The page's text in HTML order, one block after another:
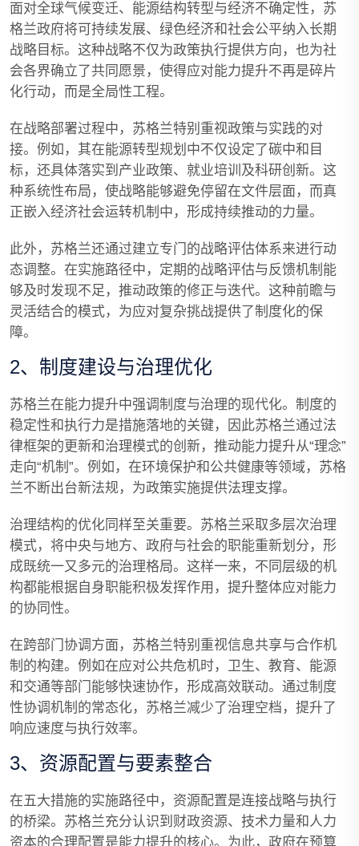
面对全球气候变迁、能源结构转型与经济不确定性，苏
格兰政府将可持续发展、绿色经济和社会公平纳入长期
战略目标。这种战略不仅为政策执行提供方向，也为社
会各界确立了共同愿景，使得应对能力提升不再是碎片
化行动，而是全局性工程。
在战略部署过程中，苏格兰特别重视政策与实践的对
接。例如，其在能源转型规划中不仅设定了碳中和目
标，还具体落实到产业政策、就业培训及科研创新。这
种系统性布局，使战略能够避免停留在文件层面，而真
正嵌入经济社会运转机制中，形成持续推动的力量。
此外，苏格兰还通过建立专门的战略评估体系来进行动
态调整。在实施路径中，定期的战略评估与反馈机制能
够及时发现不足，推动政策的修正与迭代。这种前瞻与
灵活结合的模式，为应对复杂挑战提供了制度化的保
障。
2、制度建设与治理优化
苏格兰在能力提升中强调制度与治理的现代化。制度的
稳定性和执行力是措施落地的关键，因此苏格兰通过法
律框架的更新和治理模式的创新，推动能力提升从“理念”
走向“机制”。例如，在环境保护和公共健康等领域，苏格
兰不断出台新法规，为政策实施提供法理支撑。
治理结构的优化同样至关重要。苏格兰采取多层次治理
模式，将中央与地方、政府与社会的职能重新划分，形
成既统一又多元的治理格局。这样一来，不同层级的机
构都能根据自身职能积极发挥作用，提升整体应对能力
的协同性。
在跨部门协调方面，苏格兰特别重视信息共享与合作机
制的构建。例如在应对公共危机时，卫生、教育、能源
和交通等部门能够快速协作，形成高效联动。通过制度
性协调机制的常态化，苏格兰减少了治理空档，提升了
响应速度与执行效率。
3、资源配置与要素整合
在五大措施的实施路径中，资源配置是连接战略与执行
的桥梁。苏格兰充分认识到财政资源、技术力量和人力
资本的合理配置是能力提升的核心。为此，政府在预算